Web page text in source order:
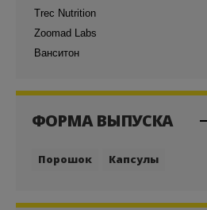
Trec Nutrition
Zoomad Labs
Ванситон
ФОРМА ВЫПУСКА
Порошок Капсулы